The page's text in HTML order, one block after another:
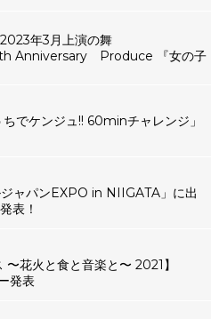
年3月上演の舞
Anniversary Produce 『女の子
でケンジュ!! 60minチャレンジ」
ジャパンEXPO in NIIGATA」に出
表！
〜花火と食と音楽と〜 2021】
発表